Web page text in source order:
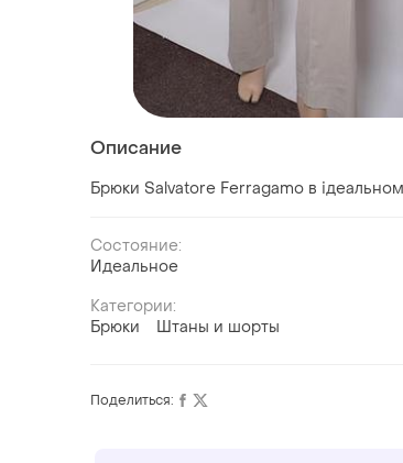
Описание
Брюки Salvatore Ferragamo в
Состояние:
Идеальное
Категории:
Брюки
Штаны и шорты
Поделиться: